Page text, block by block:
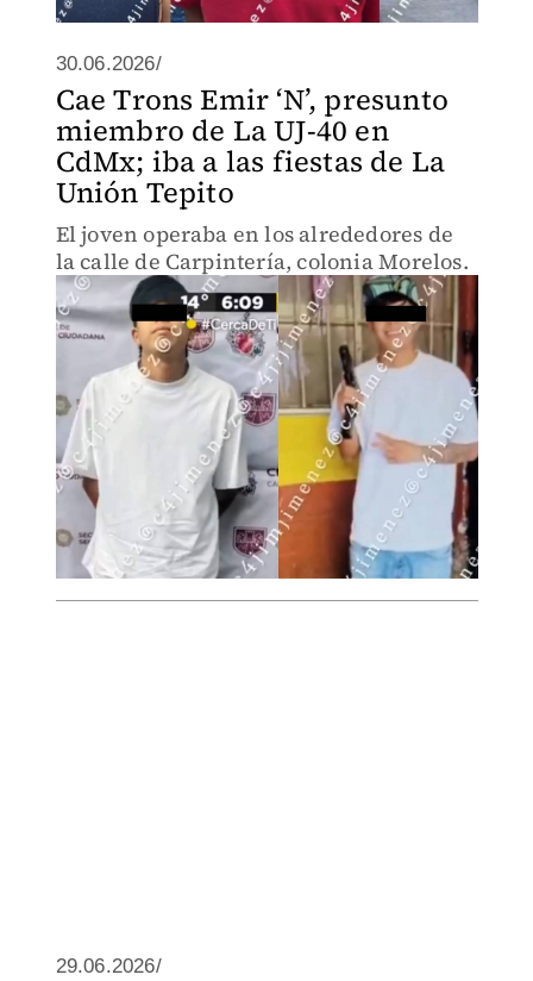
30.06.2026/
Cae Trons Emir ‘N’, presunto
miembro de La UJ-40 en
CdMx; iba a las fiestas de La
Unión Tepito
El joven operaba en los alrededores de
la calle de Carpintería, colonia Morelos.
29.06.2026/